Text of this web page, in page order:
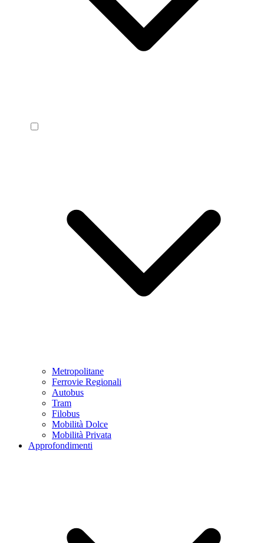
Metropolitane
Ferrovie Regionali
Autobus
Tram
Filobus
Mobilità Dolce
Mobilità Privata
Approfondimenti